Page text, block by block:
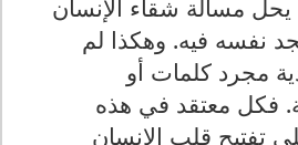
مسألة شقاء الإنسان
نفسه فيه. وهكذا لم
مجرد كلمات أو
فكل معتقد في هذه
تفتيح قلب الإنسان